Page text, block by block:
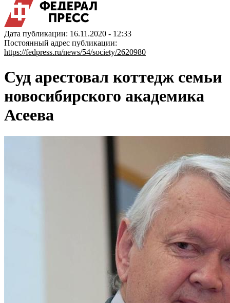
Дата публикации: 16.11.2020 - 12:33
Постоянный адрес публикации:
https://fedpress.ru/news/54/society/2620980
Суд арестовал коттедж семьи
новосибирского академика
Асеева